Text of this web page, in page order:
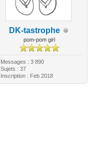
DK-tastrophe
pom-pom girl
Messages : 3 890
Sujets : 37
Inscription : Feb 2018